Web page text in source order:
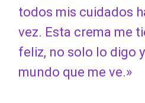
todos mis cuidados
vez. Esta crema me
feliz, no solo lo digo
mundo que me ve.»